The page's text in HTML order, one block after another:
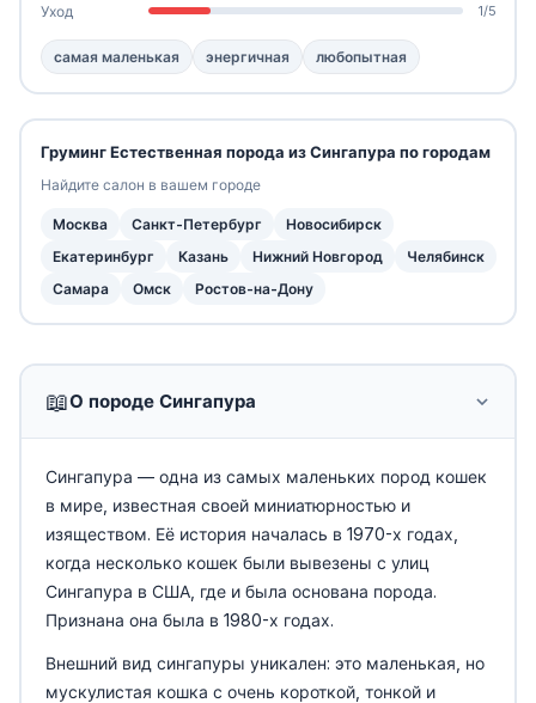
📖О породе Сингапура
Сингапура — одна из самых маленьких пород кошек
в мире, известная своей миниатюрностью и
изяществом. Её история началась в 1970-х годах,
когда несколько кошек были вывезены с улиц
Сингапура в США, где и была основана порода.
Признана она была в 1980-х годах.
Внешний вид сингапуры уникален: это маленькая, но
мускулистая кошка с очень короткой, тонкой и
Уход 1/5
самая маленькая энергичная любопытная
Груминг Естественная порода из Сингапура по городам
Найдите салон в вашем городе
Москва Санкт-Петербург
Новосибирск
Екатеринбург
Казань Нижний Новгород
Челябинск
Самара
Омск Ростов-на-Дону